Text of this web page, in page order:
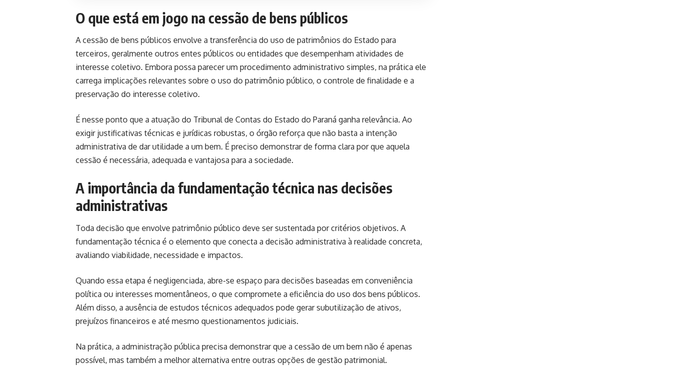
O que está em jogo na cessão de bens públicos
A cessão de bens públicos envolve a transferência do uso de patrimônios do Estado para
terceiros, geralmente outros entes públicos ou entidades que desempenham atividades de
interesse coletivo. Embora possa parecer um procedimento administrativo simples, na prática ele
carrega implicações relevantes sobre o uso do patrimônio público, o controle de finalidade e a
preservação do interesse coletivo.
É nesse ponto que a atuação do Tribunal de Contas do Estado do Paraná ganha relevância. Ao
exigir justificativas técnicas e jurídicas robustas, o órgão reforça que não basta a intenção
administrativa de dar utilidade a um bem. É preciso demonstrar de forma clara por que aquela
cessão é necessária, adequada e vantajosa para a sociedade.
A importância da fundamentação técnica nas decisões
administrativas
Toda decisão que envolve patrimônio público deve ser sustentada por critérios objetivos. A
fundamentação técnica é o elemento que conecta a decisão administrativa à realidade concreta,
avaliando viabilidade, necessidade e impactos.
Quando essa etapa é negligenciada, abre-se espaço para decisões baseadas em conveniência
política ou interesses momentâneos, o que compromete a eficiência do uso dos bens públicos.
Além disso, a ausência de estudos técnicos adequados pode gerar subutilização de ativos,
prejuízos financeiros e até mesmo questionamentos judiciais.
Na prática, a administração pública precisa demonstrar que a cessão de um bem não é apenas
possível, mas também a melhor alternativa entre outras opções de gestão patrimonial.